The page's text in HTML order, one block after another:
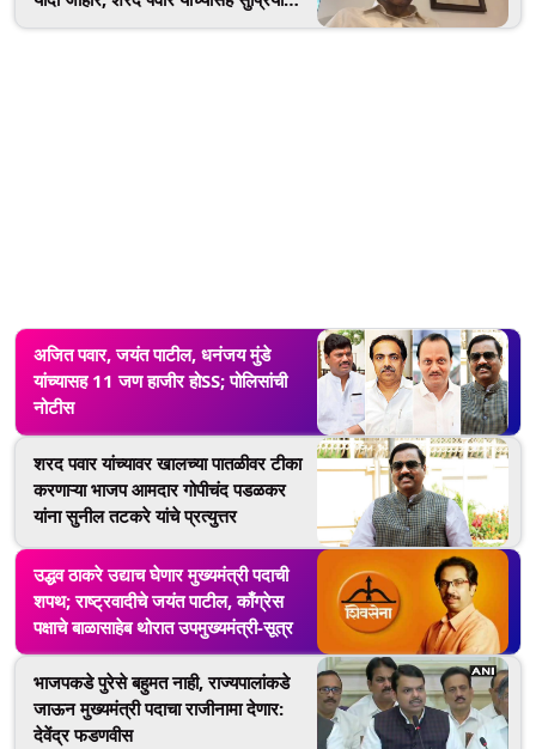
सुळे, प्रफुल्ल पटेल, सुनील तटकरे, नवाब
अजित पवार, जयंत पाटील, धनंजय मुंडे
यांच्यासह 11 जण हाजीर होSS; पोलिसांची
नोटीस
शरद पवार यांच्यावर खालच्या पातळीवर टीका
करणाऱ्या भाजप आमदार गोपीचंद पडळकर
यांना सुनील तटकरे यांचे प्रत्युत्तर
उद्धव ठाकरे उद्याच घेणार मुख्यमंत्री पदाची
शपथ; राष्ट्रवादीचे जयंत पाटील, काँग्रेस
पक्षाचे बाळासाहेब थोरात उपमुख्यमंत्री-सूत्र
भाजपकडे पुरेसे बहुमत नाही, राज्यपालांकडे
जाऊन मुख्यमंत्री पदाचा राजीनामा देणार:
देवेंद्र फडणवीस